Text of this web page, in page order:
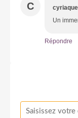
C cyriaque
Un
Répondre